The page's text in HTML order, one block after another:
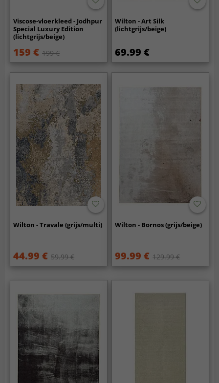
Viscose-vloerkleed - Jodhpur
Special Luxury Edition
(lichtgrijs/beige)
159 € 199 €
Wilton - Art Silk
(lichtgrijs/beige)
69.99 €
Wilton - Travale (grijs/multi)
44.99 € 59.99 €
Wilton - Bornos (grijs/beige)
99.99 € 129.99 €